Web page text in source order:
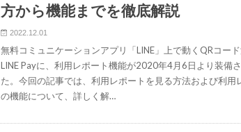
方から機能までを徹底解説
2022.12.01
無料コミュニケーションアプリ「LINE」上で動くQRコー
LINE Payに、利用レポート機能が2020年4月6日より装備
た。今回の記事では、利用レポートを見る方法および利用
の機能について、詳しく解…